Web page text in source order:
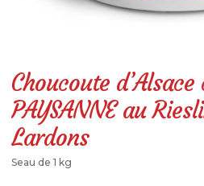
SPÉCIALITÉS SUCRÉES
LIBRAIRIE
AUTRES SOUVENIRS
PANIERS GARNIS
Choucoute
PAYSANNE au
Lardons
Seau de 1 kg